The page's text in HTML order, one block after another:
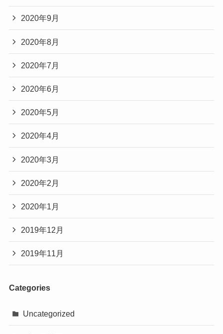
2020年9月
2020年8月
2020年7月
2020年6月
2020年5月
2020年4月
2020年3月
2020年2月
2020年1月
2019年12月
2019年11月
Categories
Uncategorized